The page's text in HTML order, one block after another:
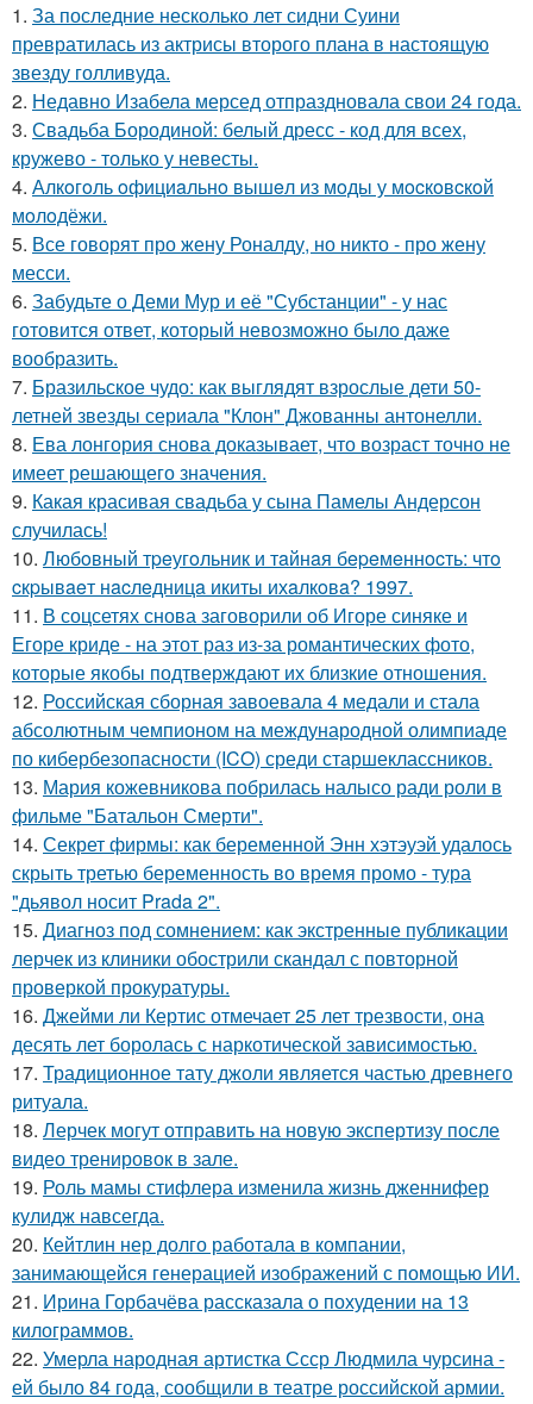
1. За последние несколько лет сидни Суини
превратилась из актрисы второго плана в настоящую
звезду голливуда.
2. Недавно Изабела мерсед отпраздновала свои 24 года.
3. Свадьба Бородиной: белый дресс - код для всех,
кружево - только у невесты.
4. Алкoгoль oфициaльнo вышeл из мoды у мocкoвcкoй
мoлoдёжи.
5. Все говорят про жену Роналду, но никто - про жену
месси.
6. Забудьте о Деми Мур и её "Субстанции" - у нас
готовится ответ, который невозможно было даже
вообразить.
7. Бразильское чудо: как выглядят взрослые дети 50-
летней звезды сериала "Клон" Джованны антонелли.
8. Ева лонгория снова доказывает, что возраст точно не
имеет решающего значения.
9. Какая красивая свадьба у сына Памелы Андерсон
случилась!
10. Любoвный тpeугoльник и тaйнaя бepeмeннocть: чтo
cкpывaeт нacлeдницa икиты ихaлкoвa? 1997.
11. В соцсетях снова заговорили об Игоре синяке и
Егоре криде - на этот раз из-за романтических фото,
которые якобы подтверждают их близкие отношения.
12. Российская сборная завоевала 4 медали и стала
абсолютным чемпионом на международной олимпиаде
по кибербезопасности (ICO) среди старшеклассников.
13. Мария кожевникова побрилась налысо ради роли в
фильме "Батальон Смерти".
14. Секрет фирмы: как беременной Энн хэтэуэй удалось
скрыть третью беременность во время промо - тура
"дьявол носит Prada 2".
15. Диагноз под сомнением: как экстренные публикации
лерчек из клиники обострили скандал с повторной
проверкой прокуратуры.
16. Джейми ли Кертис отмечает 25 лет трезвости, она
десять лет боролась с наркотической зависимостью.
17. Традиционное тату джоли является частью древнего
ритуала.
18. Лерчек могут отправить на новую экспертизу после
видео тренировок в зале.
19. Роль мамы стифлера изменила жизнь дженнифер
кулидж навсегда.
20. Кейтлин нер долго работала в компании,
занимающейся генерацией изображений с помощью ИИ.
21. Ирина Горбачёва рассказала о похудении на 13
килограммов.
22. Умерла народная артистка Ссср Людмила чурсина -
ей было 84 года, сообщили в театре российской армии.